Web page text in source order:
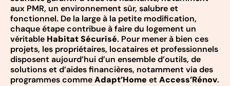
aux PMR, un environnement sûr, salubre et
fonctionnel. De la large à la petite modification,
chaque étape contribue à faire du logement un
véritable Habitat Sécurisé. Pour mener à bien ces
projets, les propriétaires, locataires et professionnels
disposent aujourd’hui d’un ensemble d’outils, de
solutions et d’aides financières, notamment via des
programmes commeAdapt’Home et Access’Rénov.